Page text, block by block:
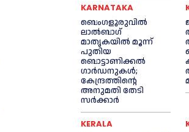
KARNATAKA
ബെംഗളൂരുവിൽ
ലാൽബാഗ്
മാതൃകയിൽ മൂന്ന്
പുതിയ
ബൊട്ടാണിക്കൽ
ഗാർഡനുകൾ;
കേന്ദ്രത്തിന്റെ
അനുമതി തേടി
സർക്കാർ
KERALA